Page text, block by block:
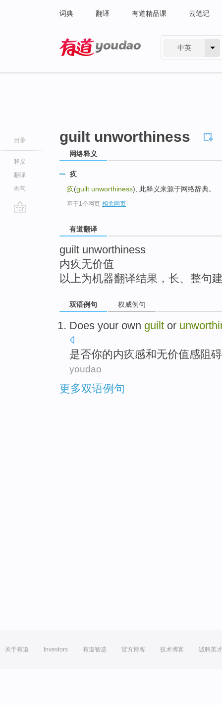
词典 翻译 有道精品课 云笔记
中英
目录
释义
翻译
例句
guilt unworthiness
网络释义
疚
疚(guilt unworthiness), 此释义来源于网络辞典。
基于1个网页-相关网页
有道翻译
guilt unworthiness
内疚无价值
以上为机器翻译结果，长、整句
双语例句 权威例句
Does your own guilt or
是否你的内疚感和无价值感阻碍
youdao
更多双语例句
关于有道 Investors 有道智选 官方博客 技术博客 诚聘英才